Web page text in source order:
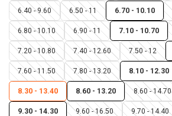
6.40 - 9.60 6.50 - 11 6.70 - 10.10
6.80 - 10.10 6.90 - 11 7.10 - 10.70
7.20 - 10.80 7.40 - 12.60 7.50 - 12
7.60 - 11.50 7.80 - 13.20 8.10 - 12.30
8.30 - 13.40 8.60 - 13.20 8.60 - 14.70
9.30 - 14.30 9.60 - 16.50 9.70 - 14.40